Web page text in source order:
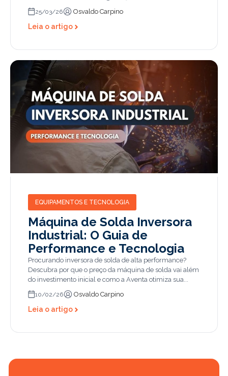
25/03/26 Osvaldo Carpino
Leia o artigo
EQUIPAMENTOS E TECNOLOGIA
Máquina de Solda Inversora
Industrial: O Guia de
Performance e Tecnologia
Procurando inversora de solda de alta performance?
Descubra por que o preço da máquina de solda vai além
do investimento inicial e como a Aventa otimiza sua...
10/02/26 Osvaldo Carpino
Leia o artigo